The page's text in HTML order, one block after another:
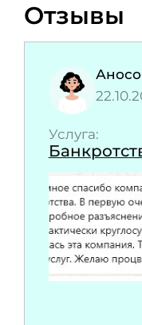
Отзывы
Услуга: